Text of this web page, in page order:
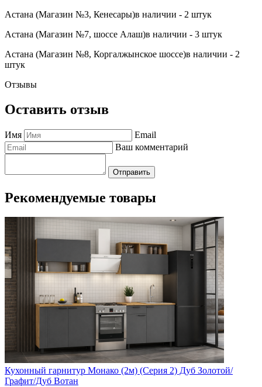
Астана (Магазин №3, Кенесары)в наличии - 2 штук
Астана (Магазин №7, шоссе Алаш)в наличии - 3 штук
Астана (Магазин №8, Коргалжынское шоссе)в наличии - 2
штук
Отзывы
Оставить отзыв
Имя
Email
Ваш комментарий
Отправить
Рекомендуемые товары
Кухонный гарнитур Монако (2м) (Серия 2) Дуб Золотой/
Графит/Дуб Вотан